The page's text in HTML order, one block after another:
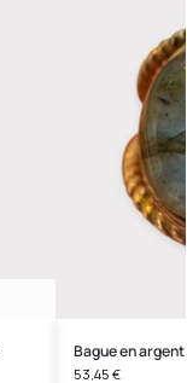
Bague en argent
53,45 €